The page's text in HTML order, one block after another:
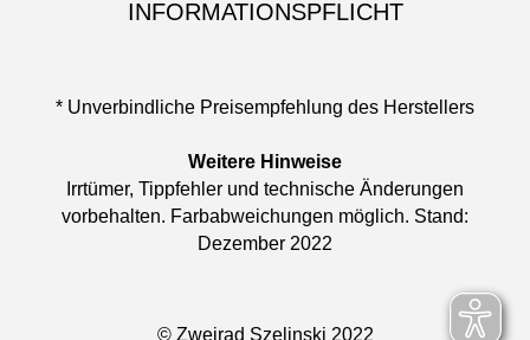
INFORMATIONSPFLICHT
* Unverbindliche Preisempfehlung des Herstellers
Weitere Hinweise
Irrtümer, Tippfehler und technische Änderungen
vorbehalten. Farbabweichungen möglich. Stand:
Dezember 2022
© Zweirad Szelinski 2022